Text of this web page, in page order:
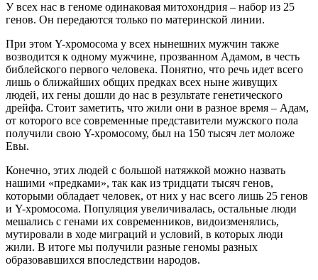
У всех нас в геноме одинаковая митохондрия – набор из 25
генов. Он передаются только по материнской линии.
При этом Y-хромосома у всех нынешних мужчин также
возводится к одному мужчине, прозванном Адамом, в честь
библейского первого человека. Понятно, что речь идет всего
лишь о ближайших общих предках всех ныне живущих
людей, их гены дошли до нас в результате генетического
дрейфа. Стоит заметить, что жили они в разное время – Адам,
от которого все современные представители мужского пола
получили свою Y-хромосому, был на 150 тысяч лет моложе
Евы.
Конечно, этих людей с большой натяжкой можно назвать
нашими «предками», так как из тридцати тысяч генов,
которыми обладает человек, от них у нас всего лишь 25 генов
и Y-хромосома. Популяция увеличивалась, остальные люди
мешались с генами их современников, видоизменялись,
мутировали в ходе миграций и условий, в которых люди
жили. В итоге мы получили разные геномы разных
образовавшихся впоследствии народов.